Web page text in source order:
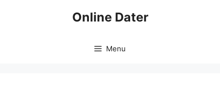
Online Dater
Menu